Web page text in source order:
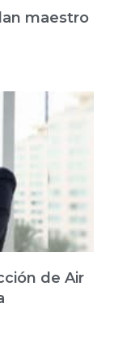
maestro
de Air